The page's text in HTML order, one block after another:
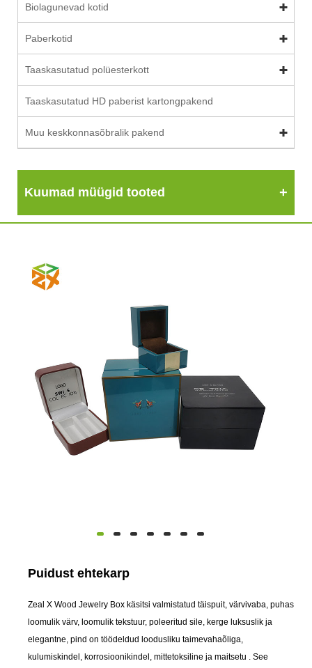
Biolagunevad kotid
Paberkotid
Taaskasutatud polüesterkott
Taaskasutatud HD paberist kartongpakend
Muu keskkonnasõbralik pakend
Kuumad müügid tooted
Puidust ehtekarp
Zeal X Wood Jewelry Box käsitsi valmistatud täispuit, värvivaba, puhas
loomulik värv, loomulik tekstuur, poleeritud sile, kerge luksuslik ja
elegantne, pind on töödeldud loodusliku taimevahaõliga,
kulumiskindel, korrosioonikindel, mittetoksiline ja maitsetu . See